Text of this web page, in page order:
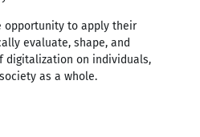
opportunity to apply their
evaluate, shape, and
digitalization on individuals,
as a whole.